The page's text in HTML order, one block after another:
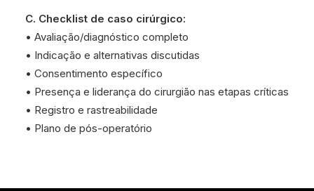
C. Checklist de caso cirúrgico:
• Avaliação/diagnóstico completo
• Indicação e alternativas discutidas
• Consentimento específico
• Presença e liderança do cirurgião nas etapas críticas
• Registro e rastreabilidade
• Plano de pós-operatório